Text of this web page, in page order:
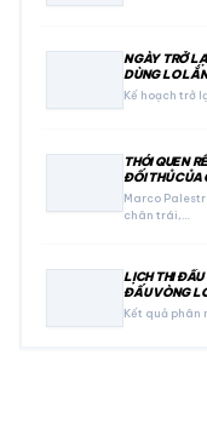
NGÀY TRỞ
DÙNG LO
Kế hoạch trở
THÓI QUEN
ĐỐI THỦ CỦA
Marco
chân trái,…
LỊCH THI
ĐẤU VÒNG
Kết quả phân